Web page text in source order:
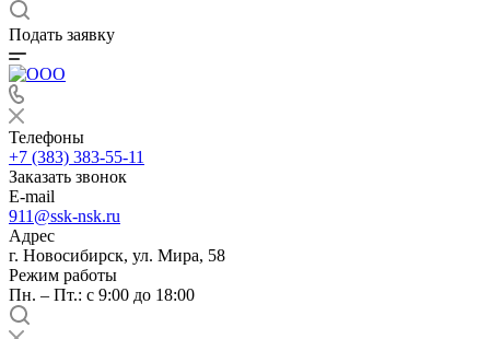
Подать заявку
Телефоны
+7 (383) 383-55-11
Заказать звонок
E-mail
911@ssk-nsk.ru
Адрес
г. Новосибирск, ул. Мира, 58
Режим работы
Пн. – Пт.: с 9:00 до 18:00